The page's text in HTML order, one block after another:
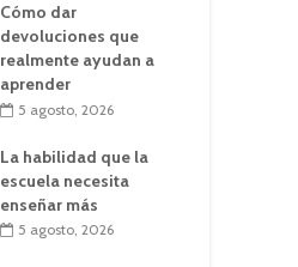
Cómo dar
devoluciones que
realmente ayudan a
aprender
5 agosto, 2026
La habilidad que la
escuela necesita
enseñar más
5 agosto, 2026